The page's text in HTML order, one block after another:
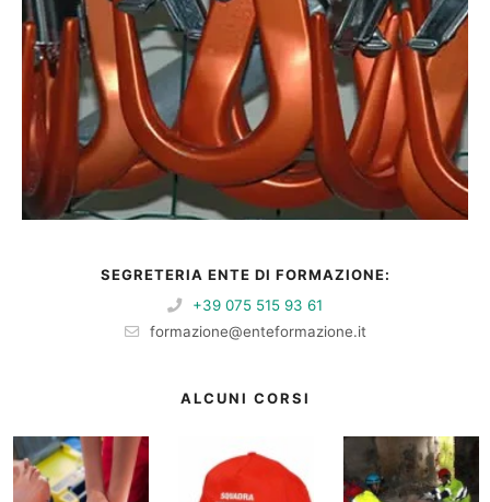
SEGRETERIA ENTE DI FORMAZIONE:
+39 075 515 93 61
formazione@enteformazione.it
ALCUNI CORSI